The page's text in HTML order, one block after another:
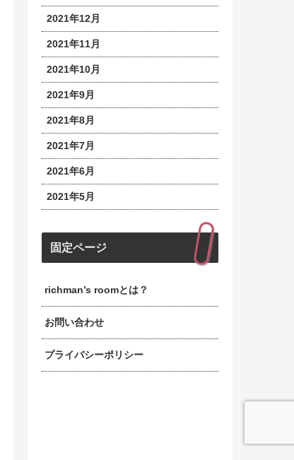
2021年12月
2021年11月
2021年10月
2021年9月
2021年8月
2021年7月
2021年6月
2021年5月
固定ページ
richman’s roomとは？
お問い合わせ
プライバシーポリシー